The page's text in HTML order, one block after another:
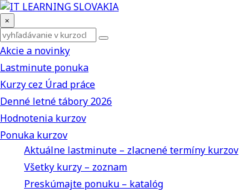
×
Akcie a novinky
Lastminute ponuka
Kurzy cez Úrad práce
Denné letné tábory 2026
Hodnotenia kurzov
Ponuka kurzov
Aktuálne lastminute – zlacnené termíny kurzov
Všetky kurzy – zoznam
Preskúmajte ponuku – katalóg